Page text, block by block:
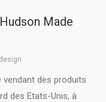
Made
vendant des produits
des Etats-Unis, à